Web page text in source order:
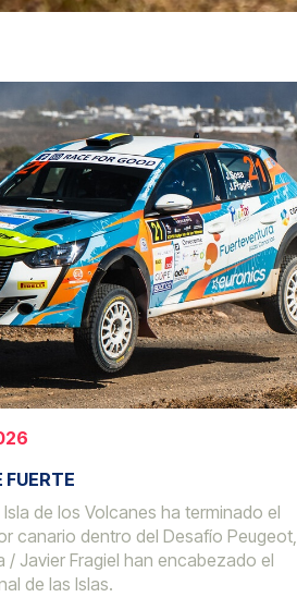
FUERTE
Isla de los Volcanes ha terminado el
canario dentro del Desafío Peugeot,
/ Javier Fragiel han encabezado el
de las Islas.